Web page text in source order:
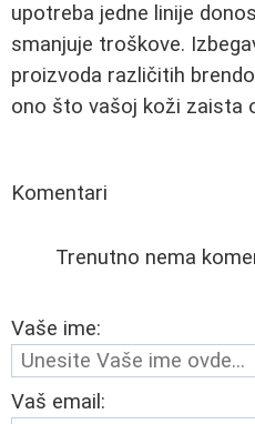
upotreba jedne linije
smanjuje troškove.
proizvoda različitih
ono što vašoj koži zaista
Komentari
Trenutno nema
Vaše ime:
Vaš email: